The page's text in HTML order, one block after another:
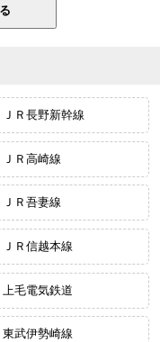
ＪＲ長野新幹線
ＪＲ高崎線
ＪＲ吾妻線
ＪＲ信越本線
上毛電気鉄道
東武伊勢崎線